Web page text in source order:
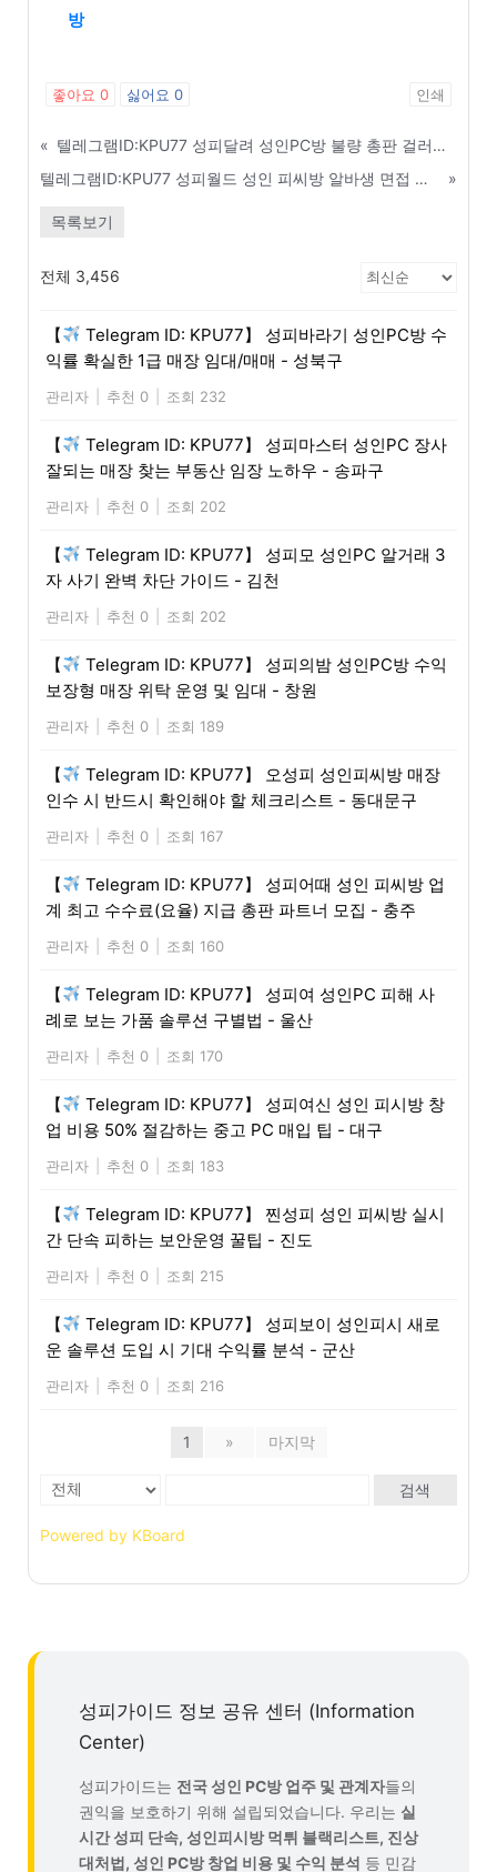
방
좋아요 0 싫어요 0 인쇄
«
텔레그램ID:KPU77 성피달려 성인PC방 불량 총판 걸러내는 3가지 핵심 기준 - 양산
텔레그램ID:KPU77 성피월드 성인 피씨방 알바생 면접 시 꼭 물어봐야 할 질문 리스트 - 평택
»
목록보기
전체 3,456
【
Telegram ID: KPU77】 성피바라기 성인PC방 수
익률 확실한 1급 매장 임대/매매 - 성북구
관리자 추천 0 조회 232
【
Telegram ID: KPU77】 성피마스터 성인PC 장사
잘되는 매장 찾는 부동산 임장 노하우 - 송파구
관리자 추천 0 조회 202
【
Telegram ID: KPU77】 성피모 성인PC 알거래 3
자 사기 완벽 차단 가이드 - 김천
관리자 추천 0 조회 202
【
Telegram ID: KPU77】 성피의밤 성인PC방 수익
보장형 매장 위탁 운영 및 임대 - 창원
관리자 추천 0 조회 189
【
Telegram ID: KPU77】 오성피 성인피씨방 매장
인수 시 반드시 확인해야 할 체크리스트 - 동대문구
관리자 추천 0 조회 167
【
Telegram ID: KPU77】 성피어때 성인 피씨방 업
계 최고 수수료(요율) 지급 총판 파트너 모집 - 충주
관리자 추천 0 조회 160
【
Telegram ID: KPU77】 성피여 성인PC 피해 사
례로 보는 가품 솔루션 구별법 - 울산
관리자 추천 0 조회 170
【
Telegram ID: KPU77】 성피여신 성인 피시방 창
업 비용 50% 절감하는 중고 PC 매입 팁 - 대구
관리자 추천 0 조회 183
【
Telegram ID: KPU77】 찐성피 성인 피씨방 실시
간 단속 피하는 보안운영 꿀팁 - 진도
관리자 추천 0 조회 215
【
Telegram ID: KPU77】 성피보이 성인피시 새로
운 솔루션 도입 시 기대 수익률 분석 - 군산
관리자 추천 0 조회 216
1 » 마지막
검색
Powered by KBoard
성피가이드 정보 공유 센터 (Information
Center)
성피가이드는 전국 성인 PC방 업주 및 관계자들의
권익을 보호하기 위해 설립되었습니다. 우리는 실
시간 성피 단속, 성인피시방 먹튀 블랙리스트, 진상
대처법, 성인 PC방 창업 비용 및 수익 분석 등 민감